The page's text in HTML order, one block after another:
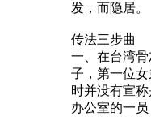
发，而隐居。
传法三步曲
一、在台湾
子，第一位
时并没有宣
办公室的一